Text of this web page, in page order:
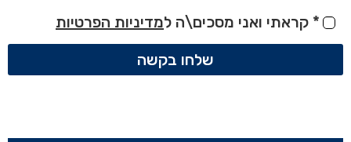
* קראתי ואני מסכים\ה למדיניות הפרטיות
שלחו בקשה